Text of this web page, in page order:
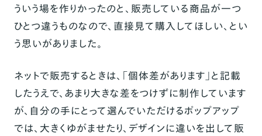
ういう場を作りかったのと、販売している商品が一つ
ひとつ違うものなので、直接見て購入してほしい、とい
う思いがありました。
ネットで販売するときは、「個体差があります」と記載
したうえで、あまり大きな差をつけずに制作しています
が、自分の手にとって選んでいただけるポップアップ
では、大きくゆがませたり、デザインに違いを出して販